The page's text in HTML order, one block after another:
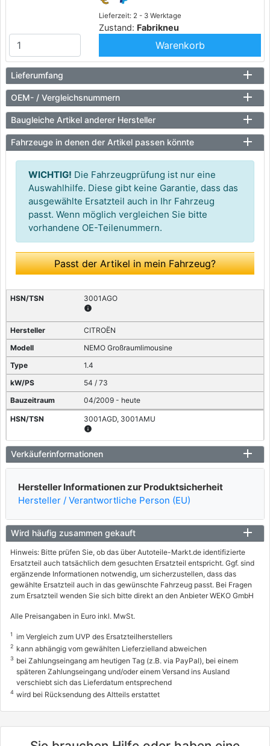
Lieferzeit: 2 - 3 Werktage
Zustand: Fabrikneu
Warenkorb
Lieferumfang
OEM- / Vergleichsnummern
Baugleiche Artikel anderer Hersteller
Fahrzeuge in denen der Artikel passen könnte
WICHTIG! Die Fahrzeugprüfung ist nur eine
Auswahlhilfe. Diese gibt keine Garantie, dass das
ausgewählte Ersatzteil auch in Ihr Fahrzeug
passt. Wenn möglich vergleichen Sie bitte
vorhandene OE-Teilenummern.
Passt der Artikel in mein Fahrzeug?
3001AGO
info
CITROËN
NEMO Großraumlimousine
1.4
54 / 73
04/2009 - heute
3001AGD, 3001AMU
info
CITROËN
NEMO Kasten/Großraumlimousine (AA_)
1.4
54 / 73
02/2008 - heute
4136AJZ, 4136AOT, 4136AQS
info
FIAT
FIORINO Kasten/Großraumlimousine (225_)
11/2007 - heute
4136AKL
info
FIAT
QUBO (225_)
1.4 (225AXA1A)
Verkäuferinformationen
Hersteller Informationen zur Produktsicherheit
Hersteller / Verantwortliche Person (EU)
Wird häufig zusammen gekauft
Hinweis: Bitte prüfen Sie, ob das über Autoteile-Markt.de identifizierte
Ersatzteil auch tatsächlich dem gesuchten Ersatzteil entspricht. Ggf. sind
ergänzende Informationen notwendig, um sicherzustellen, dass das
gewählte Ersatzteil auch in das gewünschte Fahrzeug passt. Bei Fragen
zum Ersatzteil wenden Sie sich bitte direkt an den Anbieter WEKO GmbH
Alle Preisangaben in Euro inkl. MwSt.
1 im Vergleich zum UVP des Ersatzteilherstellers
2 kann abhängig vom gewählten Lieferzielland abweichen
3 bei Zahlungseingang am heutigen Tag (z.B. via PayPal), bei einem
späteren Zahlungseingang und/oder einem Versand ins Ausland
verschiebt sich das Lieferdatum entsprechend
4 wird bei Rücksendung des Altteils erstattet